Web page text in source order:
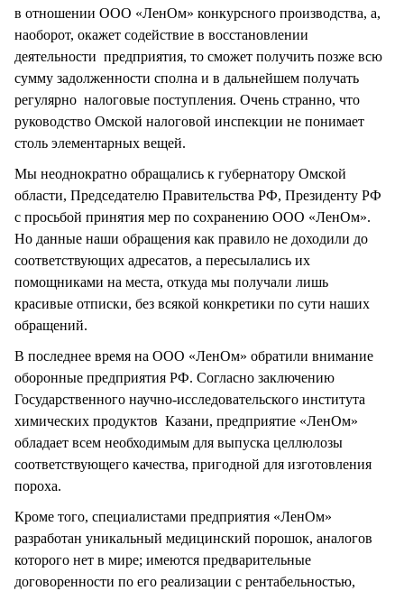
в отношении ООО «ЛенОм» конкурсного производства, а,
наоборот, окажет содействие в восстановлении
деятельности предприятия, то сможет получить позже всю
сумму задолженности сполна и в дальнейшем получать
регулярно налоговые поступления. Очень странно, что
руководство Омской налоговой инспекции не понимает
столь элементарных вещей.
Мы неоднократно обращались к губернатору Омской
области, Председателю Правительства РФ, Президенту РФ
с просьбой принятия мер по сохранению ООО «ЛенОм».
Но данные наши обращения как правило не доходили до
соответствующих адресатов, а пересылались их
помощниками на места, откуда мы получали лишь
красивые отписки, без всякой конкретики по сути наших
обращений.
В последнее время на ООО «ЛенОм» обратили внимание
оборонные предприятия РФ. Согласно заключению
Государственного научно-исследовательского института
химических продуктов Казани, предприятие «ЛенОм»
обладает всем необходимым для выпуска целлюлозы
соответствующего качества, пригодной для изготовления
пороха.
Кроме того, специалистами предприятия «ЛенОм»
разработан уникальный медицинский порошок, аналогов
которого нет в мире; имеются предварительные
договоренности по его реализации с рентабельностью,